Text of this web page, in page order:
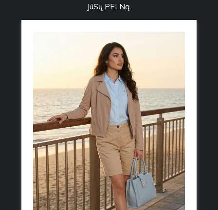
JūSų PELNą.